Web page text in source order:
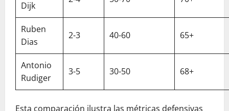
Dijk
Ruben
Dias
2-3 40-60 65+
Antonio
Rudiger
3-5 30-50 68+
Esta comparación ilustra las métricas defensivas